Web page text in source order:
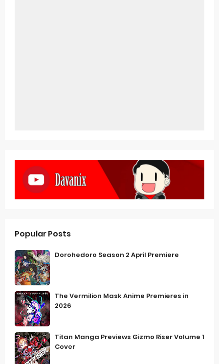
Popular Posts
Dorohedoro Season 2 April Premiere
The Vermilion Mask Anime Premieres in
2026
Titan Manga Previews Gizmo Riser Volume 1
Cover